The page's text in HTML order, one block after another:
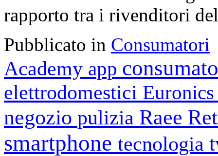
rapporto tra i rivenditori
Pubblicato in Consumatori
Academy app
elettrodomestici
negozio pulizia Raee
smartphone tecnologia